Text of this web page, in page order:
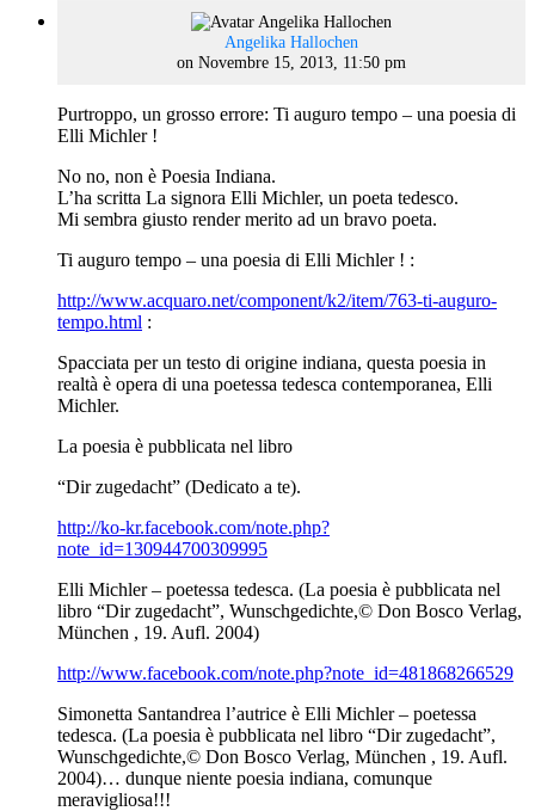
Angelika Hallochen
on Novembre 15, 2013, 11:50 pm
Purtroppo, un grosso errore: Ti auguro tempo – una poesia di
Elli Michler !
No no, non è Poesia Indiana.
L’ha scritta La signora Elli Michler, un poeta tedesco.
Mi sembra giusto render merito ad un bravo poeta.
Ti auguro tempo – una poesia di Elli Michler ! :
http://www.acquaro.net/component/k2/item/763-ti-auguro-
tempo.html :
Spacciata per un testo di origine indiana, questa poesia in
realtà è opera di una poetessa tedesca contemporanea, Elli
Michler.
La poesia è pubblicata nel libro
“Dir zugedacht” (Dedicato a te).
http://ko-kr.facebook.com/note.php?
note_id=130944700309995
Elli Michler – poetessa tedesca. (La poesia è pubblicata nel
libro “Dir zugedacht”, Wunschgedichte,© Don Bosco Verlag,
München , 19. Aufl. 2004)
http://www.facebook.com/note.php?note_id=481868266529
Simonetta Santandrea l’autrice è Elli Michler – poetessa
tedesca. (La poesia è pubblicata nel libro “Dir zugedacht”,
Wunschgedichte,© Don Bosco Verlag, München , 19. Aufl.
2004)… dunque niente poesia indiana, comunque
meravigliosa!!!